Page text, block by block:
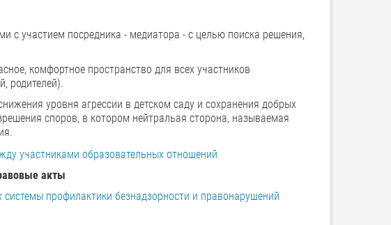
участием посредника - медиатора - с целью поиска решения,
комфортное пространство для всех участников
родителей).
уровня агрессии в детском саду и сохранения добрых
споров, в котором нейтральая сторона, называемая
участниками образовательных отношений
акты
профилактики безнадзорности и правонарушений